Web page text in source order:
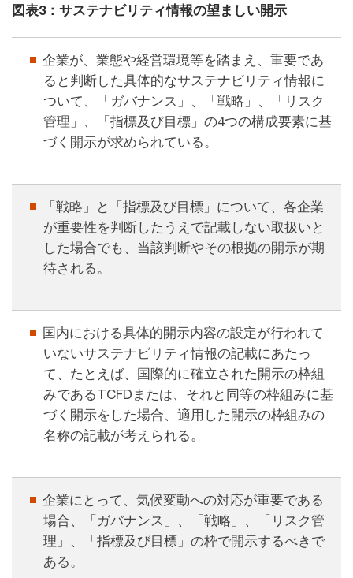
図表3：サステナビリティ情報の望ましい開示
企業が、業態や経営環境等を踏まえ、重要であ
ると判断した具体的なサステナビリティ情報に
ついて、「ガバナンス」、「戦略」、「リスク
管理」、「指標及び目標」の4つの構成要素に基
づく開示が求められている。
「戦略」と「指標及び目標」について、各企業
が重要性を判断したうえで記載しない取扱いと
した場合でも、当該判断やその根拠の開示が期
待される。
国内における具体的開示内容の設定が行われて
いないサステナビリティ情報の記載にあたっ
て、たとえば、国際的に確立された開示の枠組
みであるTCFDまたは、それと同等の枠組みに基
づく開示をした場合、適用した開示の枠組みの
名称の記載が考えられる。
企業にとって、気候変動への対応が重要である
場合、「ガバナンス」、「戦略」、「リスク管
理」、「指標及び目標」の枠で開示するべきで
ある。